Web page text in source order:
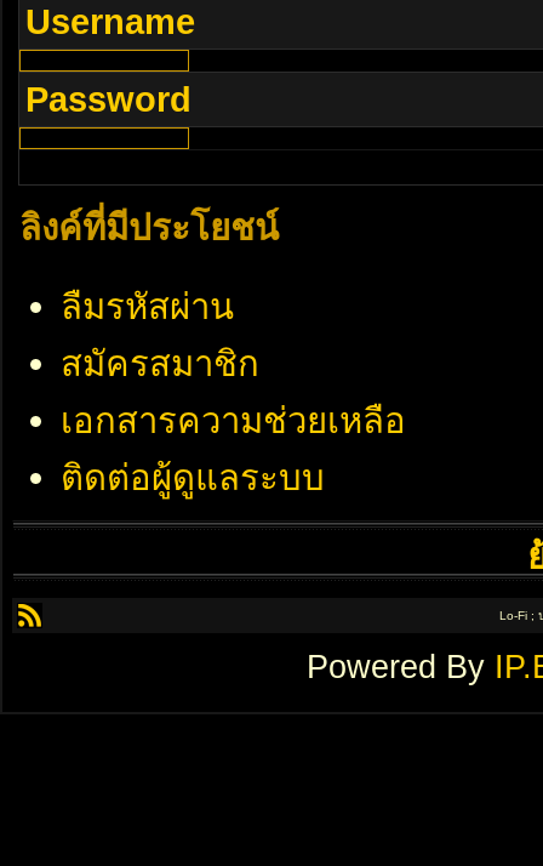
Username
Password
ลิงค์ที่มีประโยชน์
ลืมรหัสผ่าน
สมัครสมาชิก
เอกสารความช่วยเหลือ
ติดต่อผู้ดูแลระบบ
Lo-Fi ;
Powered By